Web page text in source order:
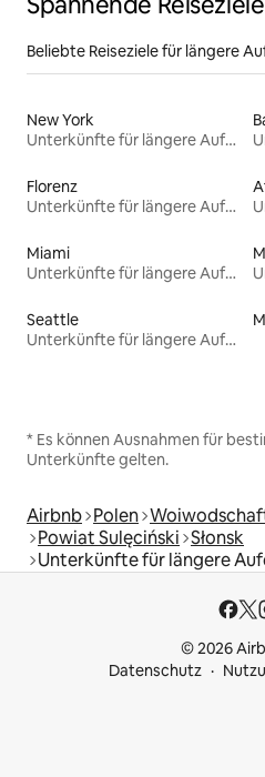
Beliebte Reiseziele für längere
New York
Unterkünfte für längere Aufenthalte
Florenz
Unterkünfte für längere Aufenthalte
Miami
Unterkünfte für längere Aufenthalte
Seattle
Unterkünfte für längere Aufenthalte
* Es können Ausnahmen für
Unterkünfte gelten.
Airbnb Polen
Powiat Sulęciński Słonsk
Unterkünfte für längere
© 2026
Datenschutz